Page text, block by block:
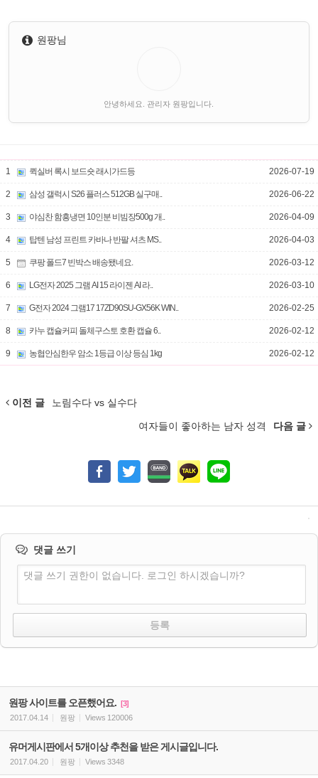
원팡님
안녕하세요. 관리자 원팡입니다.
1 퀵실버 록시 보드숏 래시가드등 2026-07-19
2 삼성 갤럭시 S26 플러스 512GB 실구매.. 2026-06-22
3 야심찬 함흥냉면 10인분 비빔장500g 개.. 2026-04-09
4 탑텐 남성 프린트 카바나 반팔 셔츠 MS.. 2026-04-03
5 쿠팡 폴드7 빈박스 배송됐네요. 2026-03-12
6 LG전자 2025 그램 AI 15 라이젠 AI 라.. 2026-03-10
7 G전자 2024 그램17 17ZD90SU-GX56K WIN.. 2026-02-25
8 카누 캡슐커피 돌체구스토 호환 캡슐 6.. 2026-02-12
9 농협안심한우 암소 1등급 이상 등심 1kg 2026-02-12
이전 글 노림수다 vs 실수다
여자들이 좋아하는 남자 성격 다음 글
댓글 쓰기
댓글 쓰기 권한이 없습니다. 로그인 하시겠습니까?
원팡 사이트를 오픈했어요. [3]
2017.04.14
원팡 Views 120006
유머게시판에서 5개이상 추천을 받은 게시글입니다.
2017.04.20 원팡 Views 3348